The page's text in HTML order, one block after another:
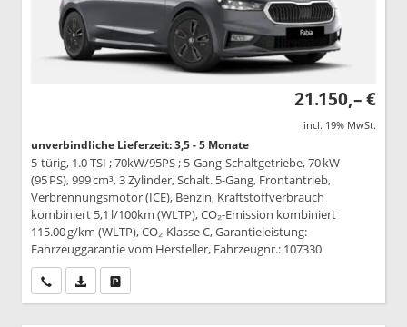
21.150,– €
incl. 19% MwSt.
unverbindliche Lieferzeit: 3,5 - 5 Monate
5-türig, 1.0 TSI ; 70kW/95PS ; 5-Gang-Schaltgetriebe, 70 kW
(95 PS), 999 cm³, 3 Zylinder, Schalt. 5-Gang, Frontantrieb,
Verbrennungsmotor (ICE), Benzin, Kraftstoffverbrauch
kombiniert 5,1 l/100km (WLTP), CO₂-Emission kombiniert
115.00 g/km (WLTP), CO₂-Klasse C, Garantieleistung:
Fahrzeuggarantie vom Hersteller, Fahrzeugnr.: 107330
Wir rufen Sie anPDF-Datei, Fahrzeugexposé drucken